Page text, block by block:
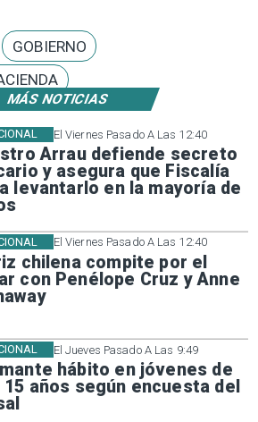
MÁS NOTICIAS
El Viernes Pasado A Las 12:40
Arrau defiende secreto
y asegura que Fiscalía
levantarlo en la mayoría de
El Viernes Pasado A Las 12:40
chilena compite por el
con Penélope Cruz y Anne
El Jueves Pasado A Las 9:49
hábito en jóvenes de
15 años según encuesta del
GOBIERNO